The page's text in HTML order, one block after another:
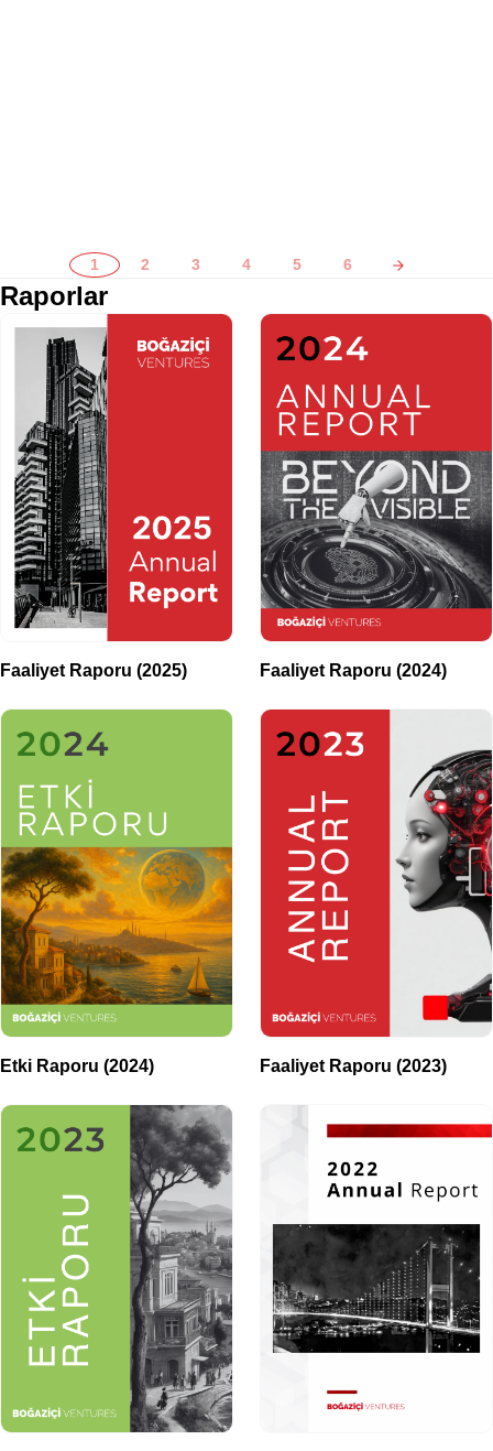
1 2 3 4 5 6
Raporlar
Faaliyet Raporu (2025) Faaliyet Raporu (2024)
Etki Raporu (2024) Faaliyet Raporu (2023)